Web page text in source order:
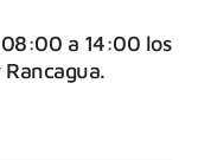
a 14:00 los